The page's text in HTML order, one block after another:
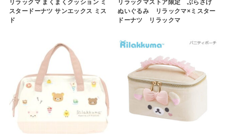
リラックマ まくまくクッション ミ
スタードーナツ サンエックス ミス
ド
リラックマストア限定 ぶらさげ
ぬいぐるみ リラックマ×ミスター
ドーナツ リラックマ